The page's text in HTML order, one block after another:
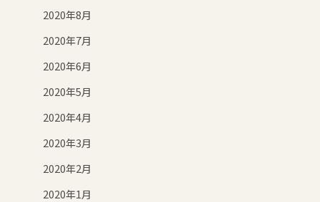
2020年8月
2020年7月
2020年6月
2020年5月
2020年4月
2020年3月
2020年2月
2020年1月